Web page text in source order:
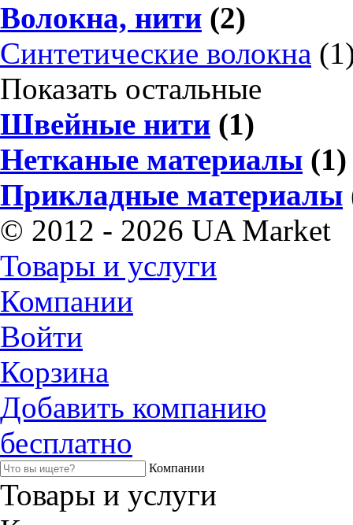
Волокна, нити (2)
Синтетические волокна
Показать остальные
Швейные нити (1)
Нетканые материалы (1)
Прикладные материалы
© 2012 - 2026 UA Market
Товары и услуги
Компании
Войти
Корзина
Добавить компанию
бесплатно
Компании
Товары и услуги